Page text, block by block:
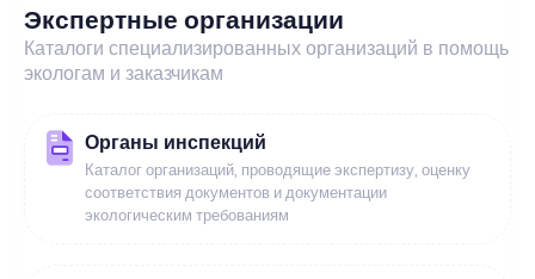
Экспертные организации
Каталоги специализированных организаций в помощь
экологам и заказчикам
Органы инспекций
Каталог организаций, проводящие экспертизу, оценку
соответствия документов и документации
экологическим требованиям